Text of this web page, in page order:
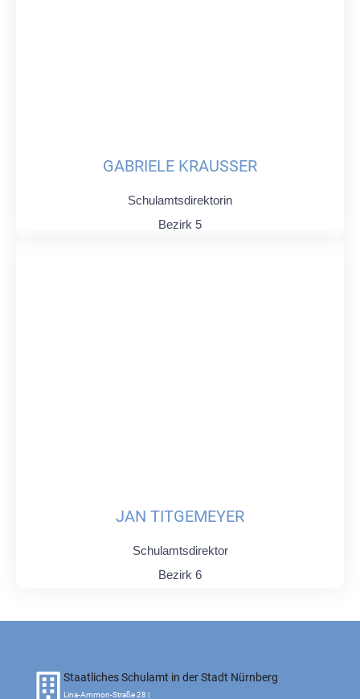
GABRIELE KRAUSSER
Schulamtsdirektorin
Bezirk 5
JAN TITGEMEYER
Schulamtsdirektor
Bezirk 6
Staatliches Schulamt in der Stadt Nürnberg
Lina-Ammon-Straße 28 |